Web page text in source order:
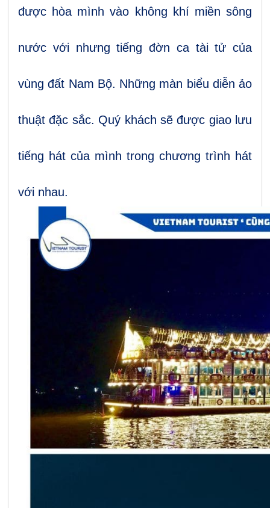
được hòa mình vào không khí miền sông
nước với nhưng tiếng đờn ca tài tử của
vùng đất Nam Bộ. Những màn biểu diễn ảo
thuật đặc sắc. Quý khách sẽ được giao lưu
tiếng hát của mình trong chương trình hát
với nhau.